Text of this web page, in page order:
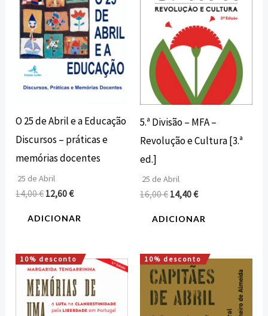
O 25 de Abril e a Educação
Discursos – práticas e
memórias docentes
25 de Abril
14,00€ 12,60€
ADICIONAR
5.ª Divisão – MFA –
Revolução e Cultura [3.ª
ed.]
25 de Abril
16,00€ 14,40€
ADICIONAR
10% desconto
O
preço
original
era:
15,00 €.
O
atual
é:
13,50 €.
10% desconto
O
preço
original
era:
O
preço
atual
é:
16,20 €.